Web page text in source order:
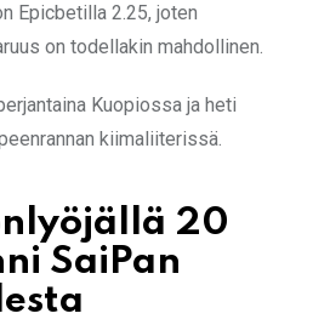
Epicbetilla 2.25, joten
on todellakin mahdollinen.
Kuopiossa ja heti
kiimaliiterissä.
20
SaiPan